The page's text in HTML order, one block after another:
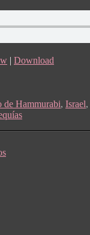
| Download
de Hammurabi, Israel,